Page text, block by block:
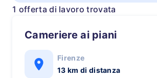
1 offerta di lavoro trovata
Cameriere ai piani
Firenze
13 km di distanza